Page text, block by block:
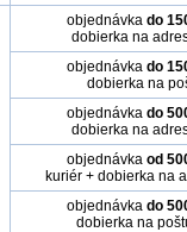
objednávka do
dobierka na
objednávka do
dobierka na
objednávka do
dobierka na
objednávka od
kuriér + dobierka na
objednávka do
dobierka na